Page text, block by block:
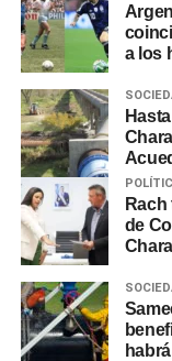
a los
de